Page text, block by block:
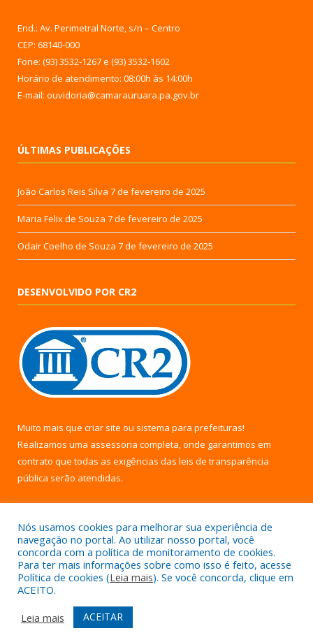
End.: Av. Perimetral Norte, s/n – Centro
CEP: 68140-000
Fone: (93) 3532-1267 e (93) 3532-1602
Horário de atendimento: 08:00h às 14:00h
E-mail: ouvidoria@camarauruara.pa.gov.br
ÚLTIMAS PUBLICAÇÕES
João Carlos Reis Silva 7 de fevereiro de 2025
Maria Felix de Souza 7 de fevereiro de 2025
Odair Coelho de Souza 7 de fevereiro de 2025
DESENVOLVIDO POR CR2
Muito mais que criar site ou sistema para prefeituras!
Realizamos uma assessoria completa, onde garantimos em
contrato que todas as exigências das leis de transparência
pública serão atendidas.
Todos os direitos reservados a Câmara Municipal de Uruará.
Mapa do Site
Acessar Área Administrativa
Acessar Webmail
Nós usamos cookies para melhorar sua experiência de
navegação no portal. Ao utilizar nosso portal, você
concorda com a política de monitoramento de cookies.
Para ter mais informações sobre como isso é feito, acesse
Política de cookies (Leia mais). Se você concorda, clique em
ACEITO.
Leia mais
ACEITAR